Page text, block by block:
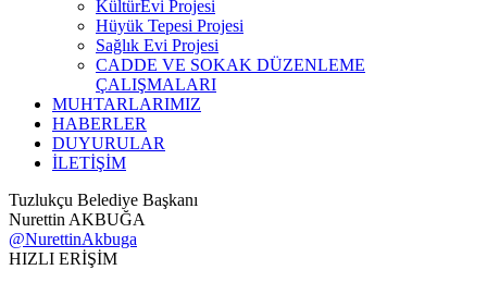
KültürEvi Projesi
Hüyük Tepesi Projesi
Sağlık Evi Projesi
CADDE VE SOKAK DÜZENLEME
ÇALIŞMALARI
MUHTARLARIMIZ
HABERLER
DUYURULAR
İLETİŞİM
Tuzlukçu Belediye Başkanı
Nurettin AKBUĞA
@NurettinAkbuga
HIZLI ERİŞİM